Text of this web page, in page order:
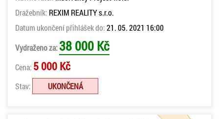
Dražebník: REXIM REALITY s.r.o.
Datum ukončení přihlášek do:21. 05. 2021 16:00
Vydraženo za:38 000 Kč
Cena: 5 000 Kč
Stav: UKONČENÁ